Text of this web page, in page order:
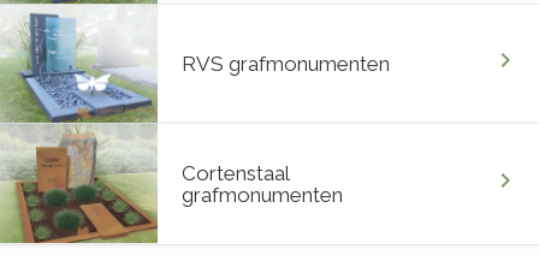
RVS grafmonumenten chevron_right
Cortenstaal
grafmonumenten
chevron_right